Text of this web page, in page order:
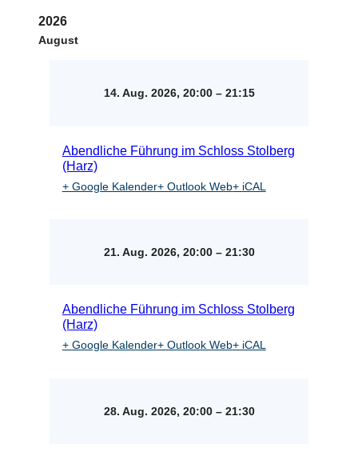
2026
August
14. Aug. 2026, 20:00 –21:15
Abendliche Führung im Schloss Stolberg
(Harz)
+ Google Kalender+ Outlook Web+ iCAL
21. Aug. 2026, 20:00 –21:30
Abendliche Führung im Schloss Stolberg
(Harz)
+ Google Kalender+ Outlook Web+ iCAL
28. Aug. 2026, 20:00 –21:30